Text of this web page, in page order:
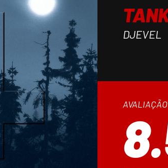
DJEVEL
AVALIAÇÃO